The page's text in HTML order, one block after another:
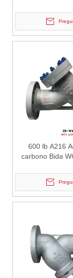
2026-07-03
Las válvulas de
2026-07-02
600 lb A216
carbono Bida